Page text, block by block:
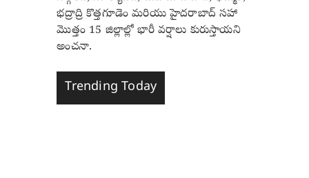
భద్రాద్రి కొత్తగూడెం మరియు హైదరాబాద్ సహా
మొత్తం 15 జిల్లాల్లో భారీ వర్షాలు కురుస్తాయని
అంచనా.
Trending Today